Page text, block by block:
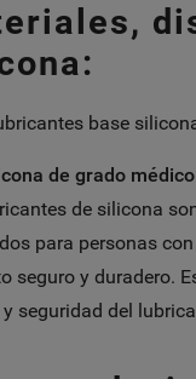
base
de grado
de silicona
para personas
seguro y duradero.
seguridad del